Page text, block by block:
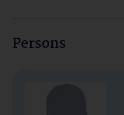
Persons